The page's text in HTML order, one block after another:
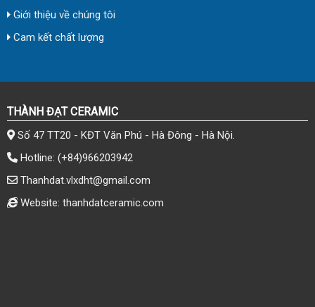
Giới thiệu về chúng tôi
Cam kết chất lượng
THÀNH ĐẠT CERAMIC
Số 47 TT20 - KĐT Văn Phú - Hà Đông - Hà Nội.
Hotline: (+84)966203942
Thanhdat.vlxdht@gmail.com
Website: thanhdatceramic.com